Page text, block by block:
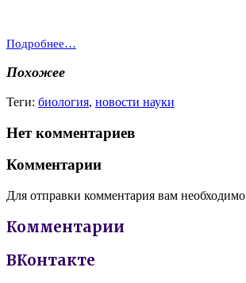
Подробнее…
Похожее
Теги: биология, новости науки
Нет комментариев
Комментарии
Для отправки комментария вам необходимо
Комментарии
ВКонтакте